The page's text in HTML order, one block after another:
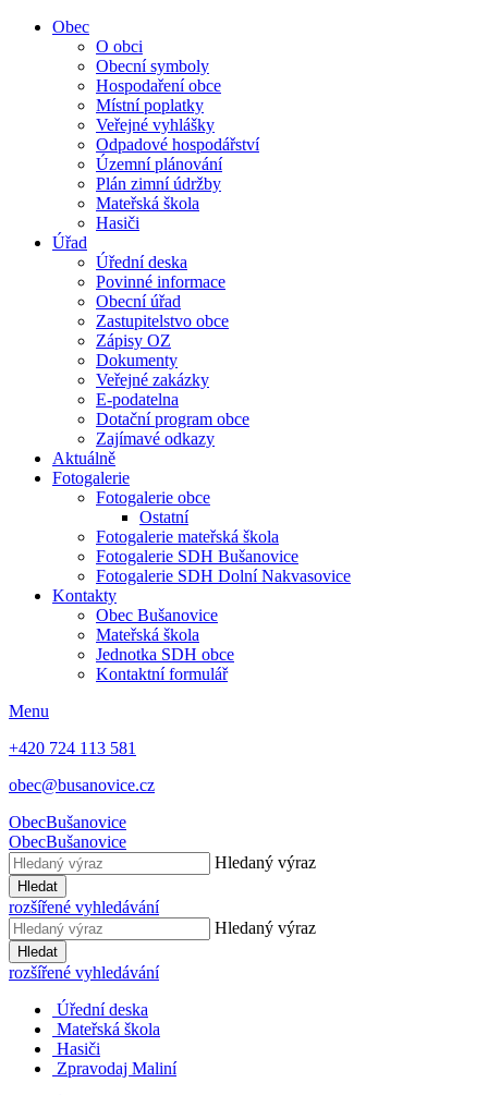
Obec
O obci
Obecní symboly
Hospodaření obce
Místní poplatky
Veřejné vyhlášky
Odpadové hospodářství
Územní plánování
Plán zimní údržby
Mateřská škola
Hasiči
Úřad
Úřední deska
Povinné informace
Obecní úřad
Zastupitelstvo obce
Zápisy OZ
Dokumenty
Veřejné zakázky
E-podatelna
Dotační program obce
Zajímavé odkazy
Aktuálně
Fotogalerie
Fotogalerie obce
Ostatní
Fotogalerie mateřská škola
Fotogalerie SDH Bušanovice
Fotogalerie SDH Dolní Nakvasovice
Kontakty
Obec Bušanovice
Mateřská škola
Jednotka SDH obce
Kontaktní formulář
Menu
+420 724 113 581
obec@busanovice.cz
ObecBušanovice
ObecBušanovice
Hledaný výraz
Hledat
rozšířené vyhledávání
Hledaný výraz
Hledat
rozšířené vyhledávání
Úřední deska
Mateřská škola
Hasiči
Zpravodaj Maliní